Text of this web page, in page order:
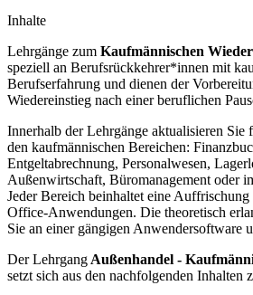
Inhalte
Lehrgänge zum Kaufmännischen
speziell an Berufsrückkehrer*innen mit
Berufserfahrung und dienen der
Wiedereinstieg nach einer beruflichen
Innerhalb der Lehrgänge aktualisieren Sie
den kaufmännischen Bereichen:
Entgeltabrechnung, Personalwesen,
Außenwirtschaft, Büromanagement oder
Jeder Bereich beinhaltet eine
Office-Anwendungen. Die theoretisch
Sie an einer gängigen Anwendersoftware
Der LehrgangAußenhandel -
setzt sich aus den nachfolgenden Inhalten